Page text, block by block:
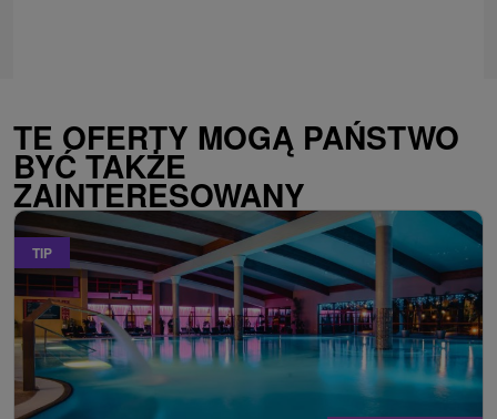
TE OFERTY MOGĄ PAŃSTWO
BYĆ TAKŻE
ZAINTERESOWANY
TIP